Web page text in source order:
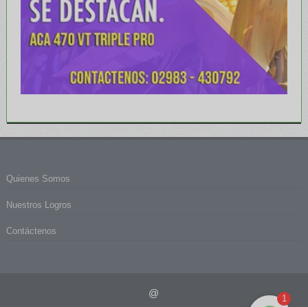
Quienes Somos
Nuestros Logros
Contáctenos
@ 1